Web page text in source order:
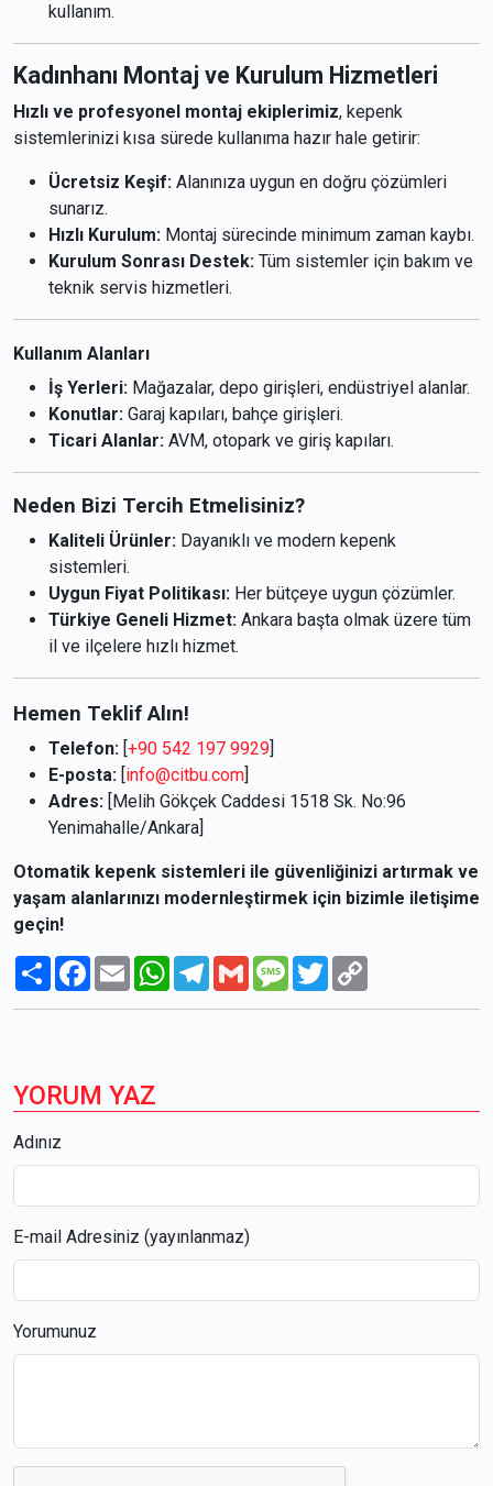
kullanım.
Kadınhanı Montaj ve Kurulum Hizmetleri
Hızlı ve profesyonel montaj ekiplerimiz, kepenk
sistemlerinizi kısa sürede kullanıma hazır hale getirir:
Ücretsiz Keşif: Alanınıza uygun en doğru çözümleri
sunarız.
Hızlı Kurulum: Montaj sürecinde minimum zaman kaybı.
Kurulum Sonrası Destek: Tüm sistemler için bakım ve
teknik servis hizmetleri.
Kullanım Alanları
İş Yerleri: Mağazalar, depo girişleri, endüstriyel alanlar.
Konutlar: Garaj kapıları, bahçe girişleri.
Ticari Alanlar: AVM, otopark ve giriş kapıları.
Neden Bizi Tercih Etmelisiniz?
Kaliteli Ürünler: Dayanıklı ve modern kepenk
sistemleri.
Uygun Fiyat Politikası: Her bütçeye uygun çözümler.
Türkiye Geneli Hizmet: Ankara başta olmak üzere tüm
il ve ilçelere hızlı hizmet.
Hemen Teklif Alın!
Telefon: +90 542 197 9929
E-posta: info@citbu.com
Adres: [Melih Gökçek Caddesi 1518 Sk. No:96
Yenimahalle/Ankara]
Otomatik kepenk sistemleri ile güvenliğinizi artırmak ve
yaşam alanlarınızı modernleştirmek için bizimle iletişime
geçin!
PaylaşFacebook
Email WhatsAppTelegram
Gmail Message
Twitter
YORUM YAZ
Adınız
E-mail Adresiniz (yayınlanmaz)
Yorumunuz